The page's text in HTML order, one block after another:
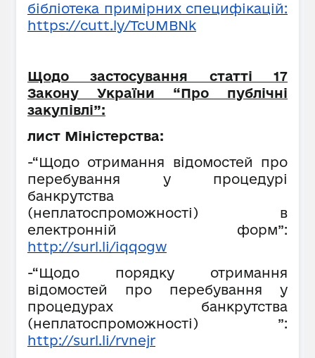
бібліотека примірних специфікацій:
https://cutt.ly/TcUMBNk
Щодо застосування статті 17
Закону України “Про публічні
закупівлі”:
лист Міністерства:
-“Щодо отримання відомостей про
перебування у процедурі
банкрутства
(неплатоспроможності) в
електронній форм”:
http://surl.li/iqqogw
-“Щодо порядку отримання
відомостей про перебування у
процедурах банкрутства
(неплатоспроможності) ”:
http://surl.li/rvnejr